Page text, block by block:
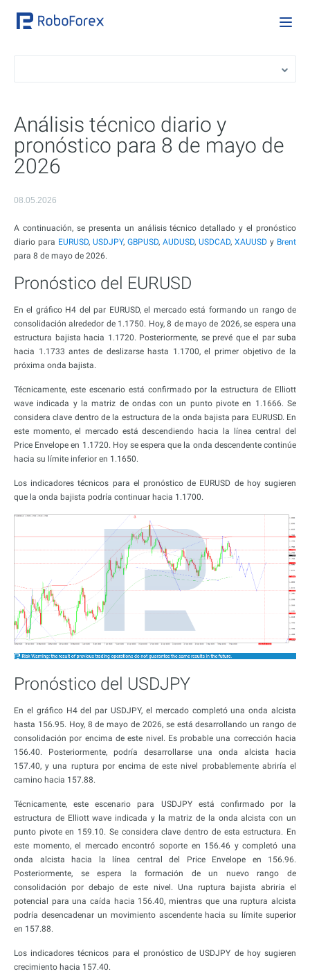
Análisis técnico diario y
pronóstico para 8 de mayo de
2026
08.05.2026
A continuación, se presenta un análisis técnico detallado y el pronóstico
diario para EURUSD, USDJPY, GBPUSD, AUDUSD, USDCAD, XAUUSD y Brent
para 8 de mayo de 2026.
Pronóstico del EURUSD
En el gráfico H4 del par EURUSD, el mercado está formando un rango de
consolidación alrededor de 1.1750. Hoy, 8 de mayo de 2026, se espera una
estructura bajista hacia 1.1720. Posteriormente, se prevé que el par suba
hacia 1.1733 antes de deslizarse hasta 1.1700, el primer objetivo de la
próxima onda bajista.
Técnicamente, este escenario está confirmado por la estructura de Elliott
wave indicada y la matriz de ondas con un punto pivote en 1.1666. Se
considera clave dentro de la estructura de la onda bajista para EURUSD. En
este momento, el mercado está descendiendo hacia la línea central del
Price Envelope en 1.1720. Hoy se espera que la onda descendente continúe
hacia su límite inferior en 1.1650.
Los indicadores técnicos para el pronóstico de EURUSD de hoy sugieren
que la onda bajista podría continuar hacia 1.1700.
Pronóstico del USDJPY
En el gráfico H4 del par USDJPY, el mercado completó una onda alcista
hasta 156.95. Hoy, 8 de mayo de 2026, se está desarrollando un rango de
consolidación por encima de este nivel. Es probable una corrección hacia
156.40. Posteriormente, podría desarrollarse una onda alcista hacia
157.40, y una ruptura por encima de este nivel probablemente abriría el
camino hacia 157.88.
Técnicamente, este escenario para USDJPY está confirmado por la
estructura de Elliott wave indicada y la matriz de la onda alcista con un
punto pivote en 159.10. Se considera clave dentro de esta estructura. En
este momento, el mercado encontró soporte en 156.46 y completó una
onda alcista hacia la línea central del Price Envelope en 156.96.
Posteriormente, se espera la formación de un nuevo rango de
consolidación por debajo de este nivel. Una ruptura bajista abriría el
potencial para una caída hacia 156.40, mientras que una ruptura alcista
podría desencadenar un movimiento ascendente hacia su límite superior
en 157.88.
Los indicadores técnicos para el pronóstico de USDJPY de hoy sugieren
crecimiento hacia 157.40.